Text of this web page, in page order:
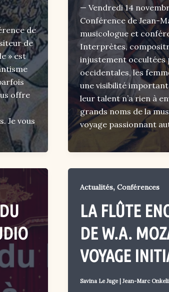
de
de
» est
offre
Je vous
— Vendredi 14
Conférence de Jean-
musicologue et
Interprètes,
injustement occultées
occidentales, les
une visibilité
leur talent n’a rien à
grands noms de la
voyage passionnant
Actualités,Conférences
LA FLÛTE
DE W.A.
VOYAGE
Savina Le Juge |Jean-Marc